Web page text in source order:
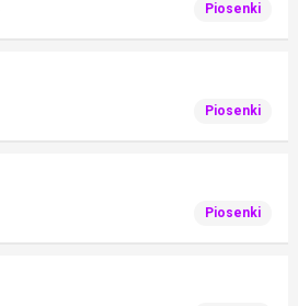
Piosenki
Piosenki
Piosenki